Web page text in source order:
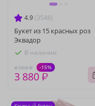
4.9 (3548)
Букет из 15 красных роз
Эквадор
В наличии
4 560 ₽ -15%
3 880 ₽